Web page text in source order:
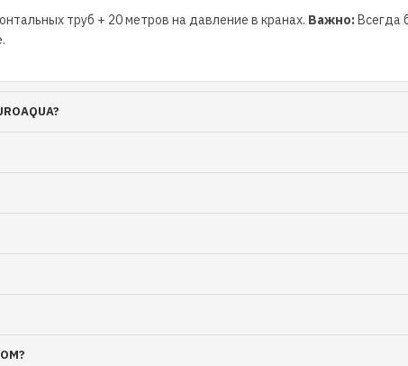
насосов:<.h2>
бесшумный.
труб + 20 метров на давление в кранах. Важно:Всегда